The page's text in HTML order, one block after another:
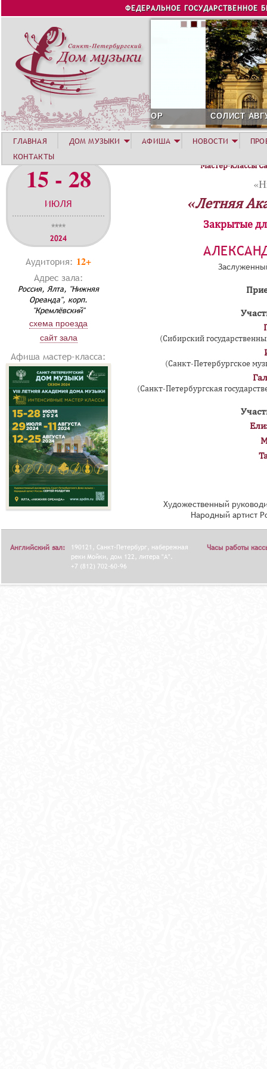
Jump to navigation
ФЕДЕРАЛЬНОЕ ГОСУДАРСТВЕННОЕ
СОЛИСТ АВГУСТА 2026 -
15 - 28
ИЮЛЯ
****
2024
Аудитория: 12+
Адрес зала:
Россия, Ялта, "Нижняя
Ореанда", корп.
"Кремлёвский"
схема проезда
сайт зала
Афиша мастер-класса:
Мастер-классы
«Летняя
Закрытые
(Сибирский
(Санкт-Петербургское
(Санкт-Петербургская
Художественный
Народный артист
ГЛАВНАЯ ДОМ МУЗЫКИ АФИША НОВОСТИ
КОНТАКТЫ
Английский зал:
190121, Санкт-Петербург, набережная
реки Мойки, дом 122, литера "А".
+7 (812) 702-60-96
Часы работы